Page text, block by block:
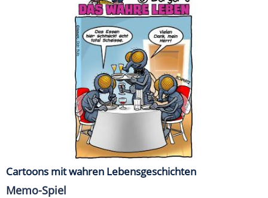
Cartoons mit wahren Lebensgeschichten
Memo-Spiel